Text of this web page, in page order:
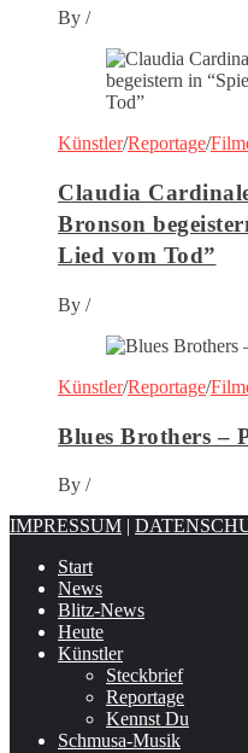
By /
Künstler/Reportage/
Claudia
Bronson
Lied vom Tod”
By /
Künstler/Reportage/
Blues Brothers –
By /
IMPRESSUM |
Start
News
Blitz-News
Heute
Künstler
Steckbrief
Reportage
Kennst Du
Schmusa-Musik